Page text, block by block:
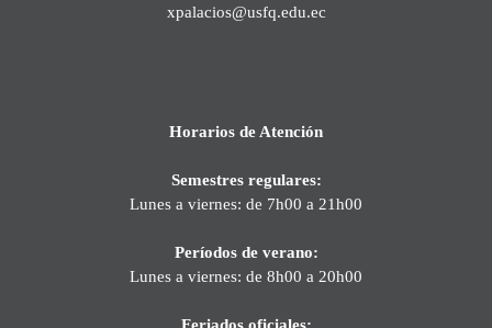
xpalacios@usfq.edu.ec
Horarios de Atención
Semestres regulares:
Lunes a viernes: de 7h00 a 21h00
Períodos de verano:
Lunes a viernes: de 8h00 a 20h00
Feriados oficiales: